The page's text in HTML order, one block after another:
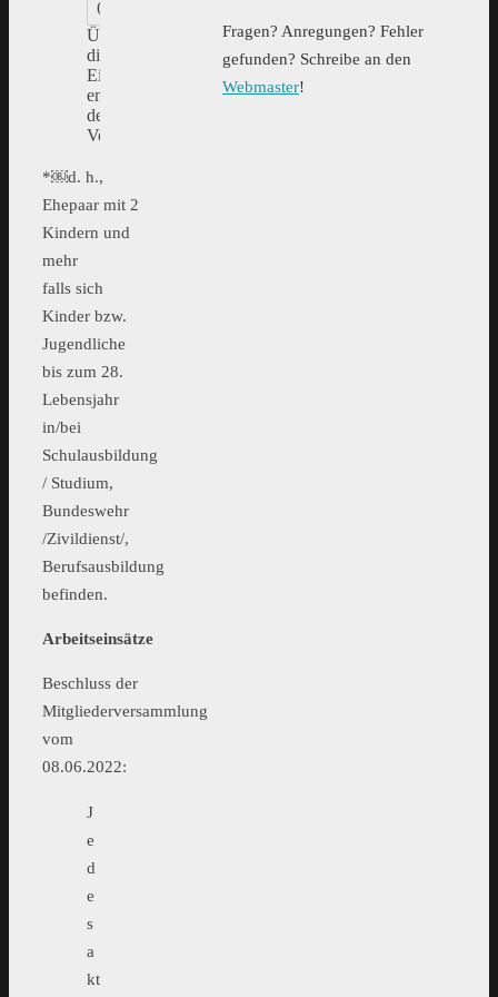
(1 Saison)
Über
die
Einstufung
entscheidet
der
Vorstand.
*￼d. h.,
Ehepaar mit 2
Kindern und
mehr
falls sich
Kinder bzw.
Jugendliche
bis zum 28.
Lebensjahr
in/bei
Schulausbildung
/ Studium,
Bundeswehr
/Zivildienst/,
Berufsausbildung
befinden.
Arbeitseinsätze
Beschluss der
Mitgliederversammlung
vom
08.06.2022:
J
e
d
e
s
a
kt
Fragen? Anregungen? Fehler
gefunden? Schreibe an den
Webmaster!